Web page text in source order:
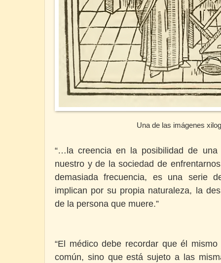
Una de las imágenes
“…la creencia en la posibilidad de
nuestro y de la sociedad de
demasiada frecuencia, es una serie
implican por su propia naturaleza, la
de la persona que muere.”
“El médico debe recordar que él
común, sino que está sujeto a las